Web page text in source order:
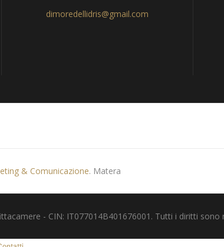
dimoredellidris@gmail.com
& Comunicazione. Matera
- CIN: IT077014B401676001. Tutti i diritti sono